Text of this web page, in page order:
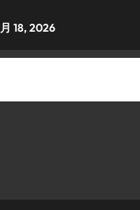
18, 2026